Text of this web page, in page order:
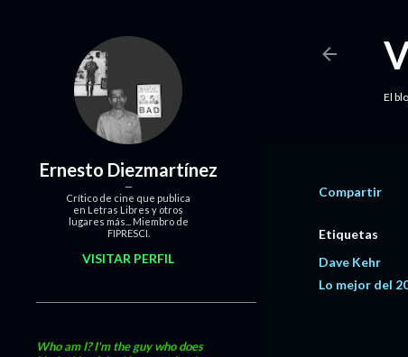
El
Compartir
Etiquetas
Dave Kehr
Lo mejor del
Ernesto Diezmartínez
Crítico de cine que publica
en Letras Libres y otros
lugares más... Miembro de
FIPRESCI.
VISITAR PERFIL
Who am I? I'm the guy who does